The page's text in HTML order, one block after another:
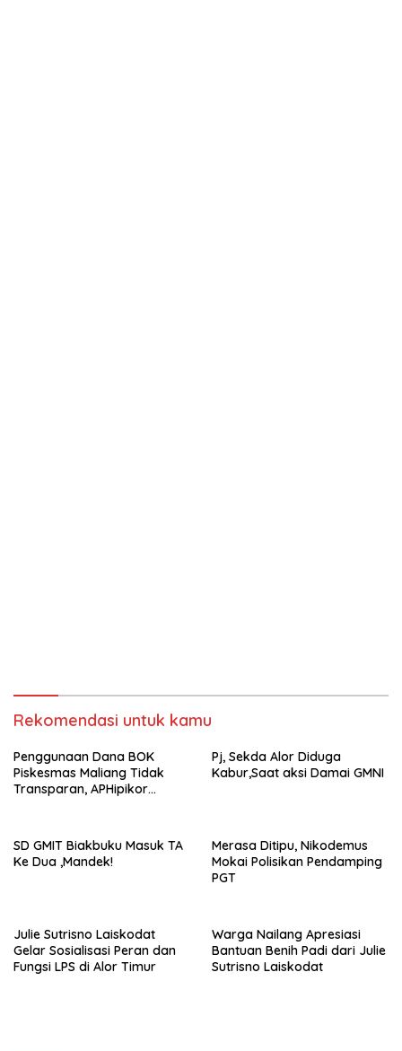
Rekomendasi untuk kamu
Penggunaan Dana BOK
Piskesmas Maliang Tidak
Transparan, APHipikor
Pj, Sekda Alor Diduga
Kabur,Saat aksi Damai GMNI
SD GMIT Biakbuku Masuk TA
Ke Dua ,Mandek!
Merasa Ditipu, Nikodemus
Mokai Polisikan Pendamping
PGT
Julie Sutrisno Laiskodat
Gelar Sosialisasi Peran dan
Fungsi LPS di Alor Timur
Warga Nailang Apresiasi
Bantuan Benih Padi dari Julie
Sutrisno Laiskodat